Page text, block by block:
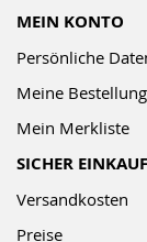
MEIN KONTO
Persönliche
Meine
Mein Merkliste
SICHER
Versandkosten
Preise